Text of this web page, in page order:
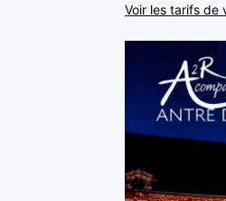
Voir les tarifs de